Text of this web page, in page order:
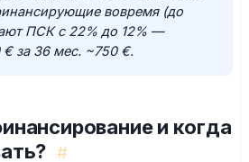
вовремя (до
ПСК с 22% до 12% —
за 36 мес. ~750 €.
и когда
#